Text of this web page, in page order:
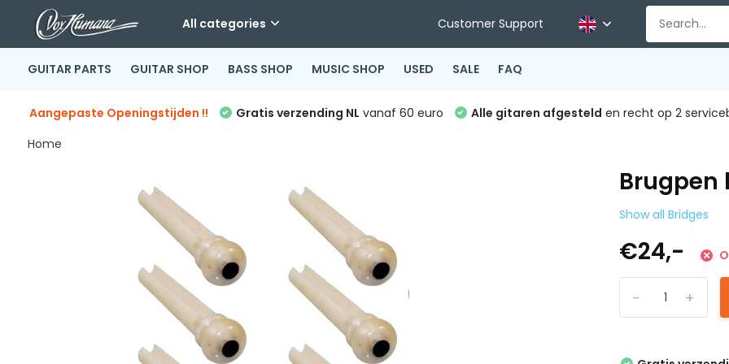
All categories Customer Support
GUITAR PARTS GUITAR SHOP BASS SHOP MUSIC SHOP USED SALE FAQ
Aangepaste Openingstijden !! Gratis verzending NL vanaf 60 euro Alle gitaren afgesteld en recht op 2
Home
Show all Bridges
€24,-
+
-